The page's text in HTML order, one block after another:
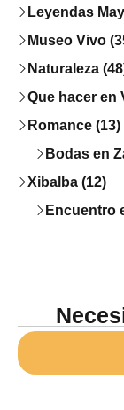
Leyendas
Museo Vivo
Naturaleza
Que hacer en
Romance (13)
Bodas en
Xibalba (12)
Encuentro